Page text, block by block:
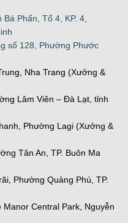
Bá Phấn, Tổ 4, KP. 4,
số 128, Phường Phước
Nha Trang (Xưởng &
Lâm Viên – Đà Lạt, tỉnh
Phường Lagi (Xưởng &
Tân An, TP. Buôn Ma
Phường Quảng Phú, TP.
Central Park, Nguyễn